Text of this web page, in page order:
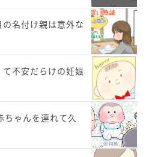
名付け親は意外な
て不安だらけの妊娠
ちゃんを連れて久